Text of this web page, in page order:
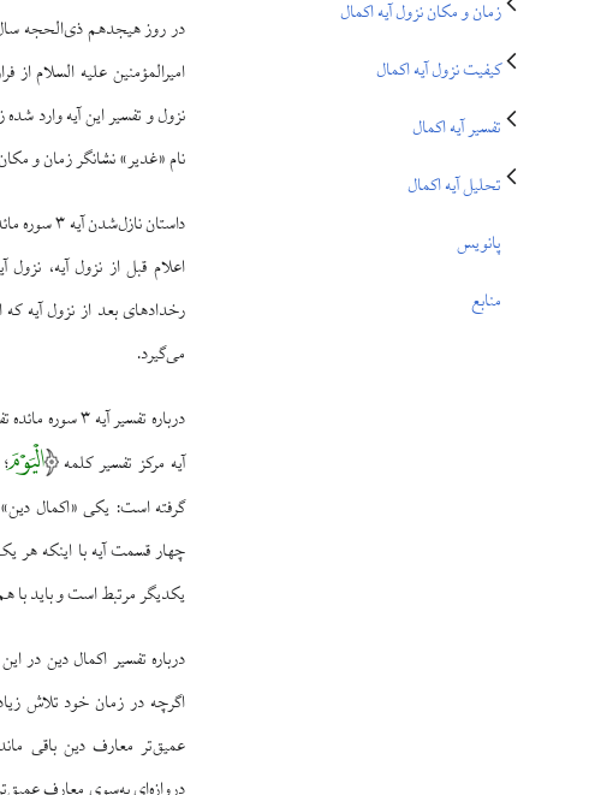
زمان و مکان نزول آیه اکمال
کیفیت نزول آیه اکمال
تفسیر آیه اکمال
تحلیل آیه اکمال
تغییر وضعیت زیربخش‌های تحلیل آیه اکمال
پانویس
منابع
در روز هیجدهم ذی‌الحجه
امیرالمؤمنین علیه السلام
نزول و تفسیر این آیه وارد
نام «غدیر» نشانگر زمان و
داستان
اعلام قبل از نزول آیه، نزول
رخدادهای بعد از نزول آیه
می‌گیرد.
درباره تفسیر
آیه مرکز تفسیر کلمه الْیَوْمَ
گرفته است: یکی «اکمال
چهار قسمت آیه با اینکه هر
یکدیگر مرتبط است و باید با
درباره تفسیر اکمال دین در
اگرچه در زمان خود تلاش
عمیق‌تر معارف دین باقی